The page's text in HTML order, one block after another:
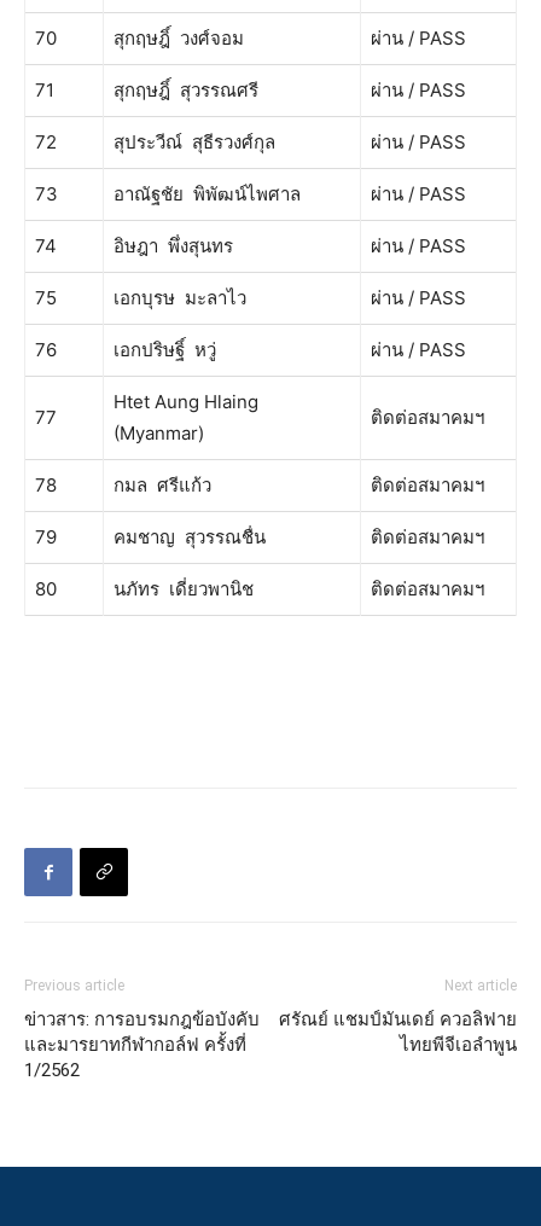
70 สุกฤษฎิ์ วงศ์จอม ผ่าน / PASS
71 สุกฤษฎิ์ สุวรรณศรี ผ่าน / PASS
72 สุประวีณ์ สุธีรวงศ์กุล ผ่าน / PASS
73 อาณัฐชัย พิพัฒน์ไพศาล ผ่าน / PASS
74 อิษฎา พึ่งสุนทร ผ่าน / PASS
75 เอกบุรษ มะลาไว ผ่าน / PASS
76 เอกปริษฐิ์ หวู่ ผ่าน / PASS
77
Htet Aung Hlaing
(Myanmar)
ติดต่อสมาคมฯ
78 กมล ศรีแก้ว ติดต่อสมาคมฯ
79 คมชาญ สุวรรณชื่น ติดต่อสมาคมฯ
80 นภัทร เดี่ยวพานิช ติดต่อสมาคมฯ
Previous article
ข่าวสาร: การอบรมกฎข้อบังคับ
และมารยาทกีฬากอล์ฟ ครั้งที่
1/2562
Next article
ศรัณย์ แชมป์มันเดย์ ควอลิฟาย
ไทยพีจีเอลำพูน